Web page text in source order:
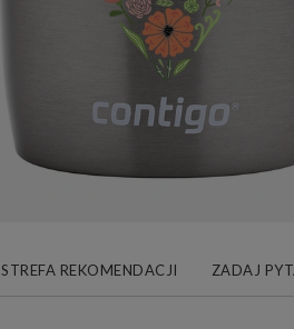
STREFA REKOMENDACJI ZADAJ